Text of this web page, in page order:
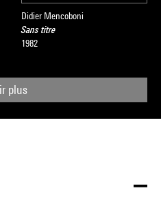
Didier Mencoboni
Sans titre
1982
plus